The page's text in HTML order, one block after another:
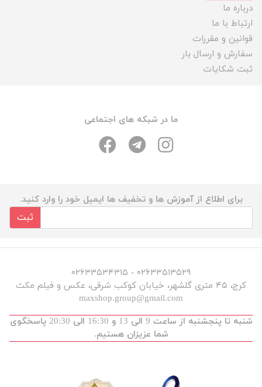
درباره ما
ارتباط با ما
قوانین و مقررات
سفارش و ارسال بار
ثبت شکایات
ما در شبکه های اجتماعی
برای اطلاع از آموزش ها و تخفیف ها ایمیل خود را وارد کنید.
ثبت
۰۲۶۳۳۵۱۳۵۲۹ - ۰۲۶۳۳۵۳۴۳۱۵
کرج، ۴۵ متری گلشهر، خیابان کوکب شرقی، عکس و فیلم مکث
maxshop.group@gmail.com
شنبه تا پنجشنبه از ساعت 9 الی 13 و 16:30 الی 20:30 پاسخگوی
شما عزیزان هستیم.